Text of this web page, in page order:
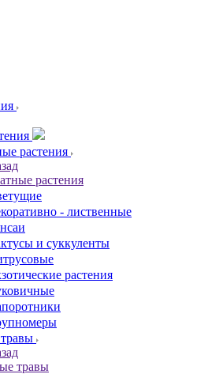
растения
растения
- лиственные
и суккуленты
растения
травы